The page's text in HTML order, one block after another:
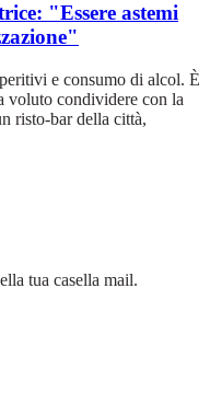
"Essere astemi
e consumo di alcol. È
voluto condividere con la
risto-bar della città,
tua casella mail.